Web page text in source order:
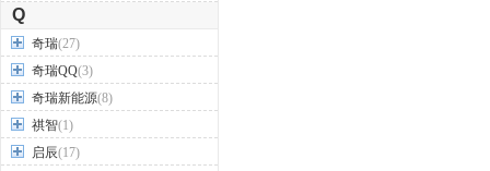
Q
奇瑞(27)
奇瑞QQ(3)
奇瑞新能源(8)
祺智(1)
启辰(17)